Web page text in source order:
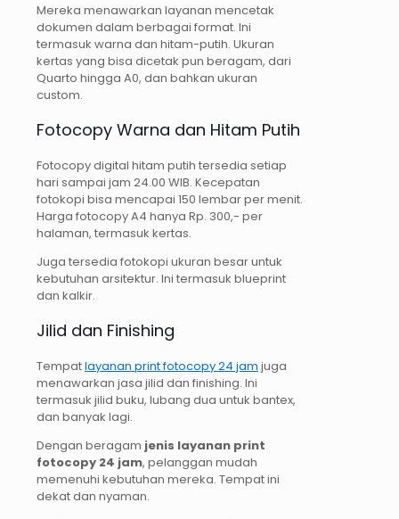
Mereka menawarkan layanan mencetak
dokumen dalam berbagai format. Ini
termasuk warna dan hitam-putih. Ukuran
kertas yang bisa dicetak pun beragam, dari
Quarto hingga A0, dan bahkan ukuran
custom.
Fotocopy Warna dan Hitam Putih
Fotocopy digital hitam putih tersedia setiap
hari sampai jam 24.00 WIB. Kecepatan
fotokopi bisa mencapai 150 lembar per menit.
Harga fotocopy A4 hanya Rp. 300,- per
halaman, termasuk kertas.
Juga tersedia fotokopi ukuran besar untuk
kebutuhan arsitektur. Ini termasuk blueprint
dan kalkir.
Jilid dan Finishing
Tempatlayanan print fotocopy 24 jam juga
menawarkan jasa jilid dan finishing. Ini
termasuk jilid buku, lubang dua untuk bantex,
dan banyak lagi.
Dengan beragam jenis layanan print
fotocopy 24 jam, pelanggan mudah
memenuhi kebutuhan mereka. Tempat ini
dekat dan nyaman.